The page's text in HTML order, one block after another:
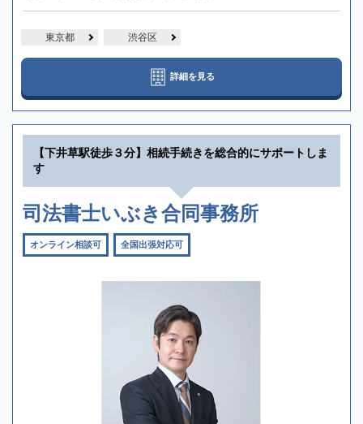
東京都 渋谷区
詳細を見る
【下井草駅徒歩３分】相続手続きを総合的にサポートしま
す
司法書士いぶき合同事務所
オンライン相談可 全国出張対応可